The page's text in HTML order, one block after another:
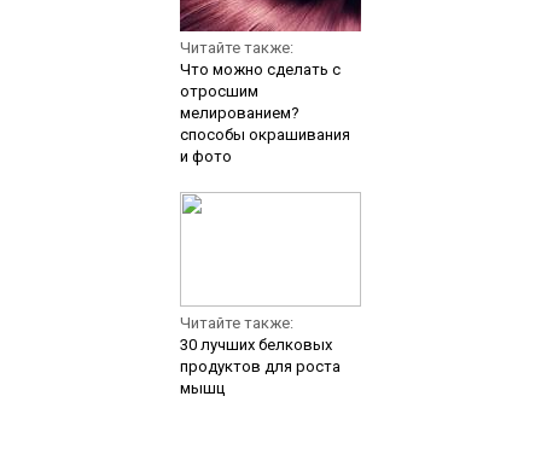
Читайте также:
Что можно сделать с
отросшим
мелированием?
способы окрашивания
и фото
Читайте также:
30 лучших белковых
продуктов для роста
мышц